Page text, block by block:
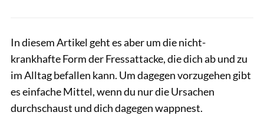
In diesem Artikel geht es aber um die nicht-
krankhafte Form der Fressattacke, die dich ab und zu
im Alltag befallen kann. Um dagegen vorzugehen gibt
es einfache Mittel, wenn du nur die Ursachen
durchschaust und dich dagegen wappnest.